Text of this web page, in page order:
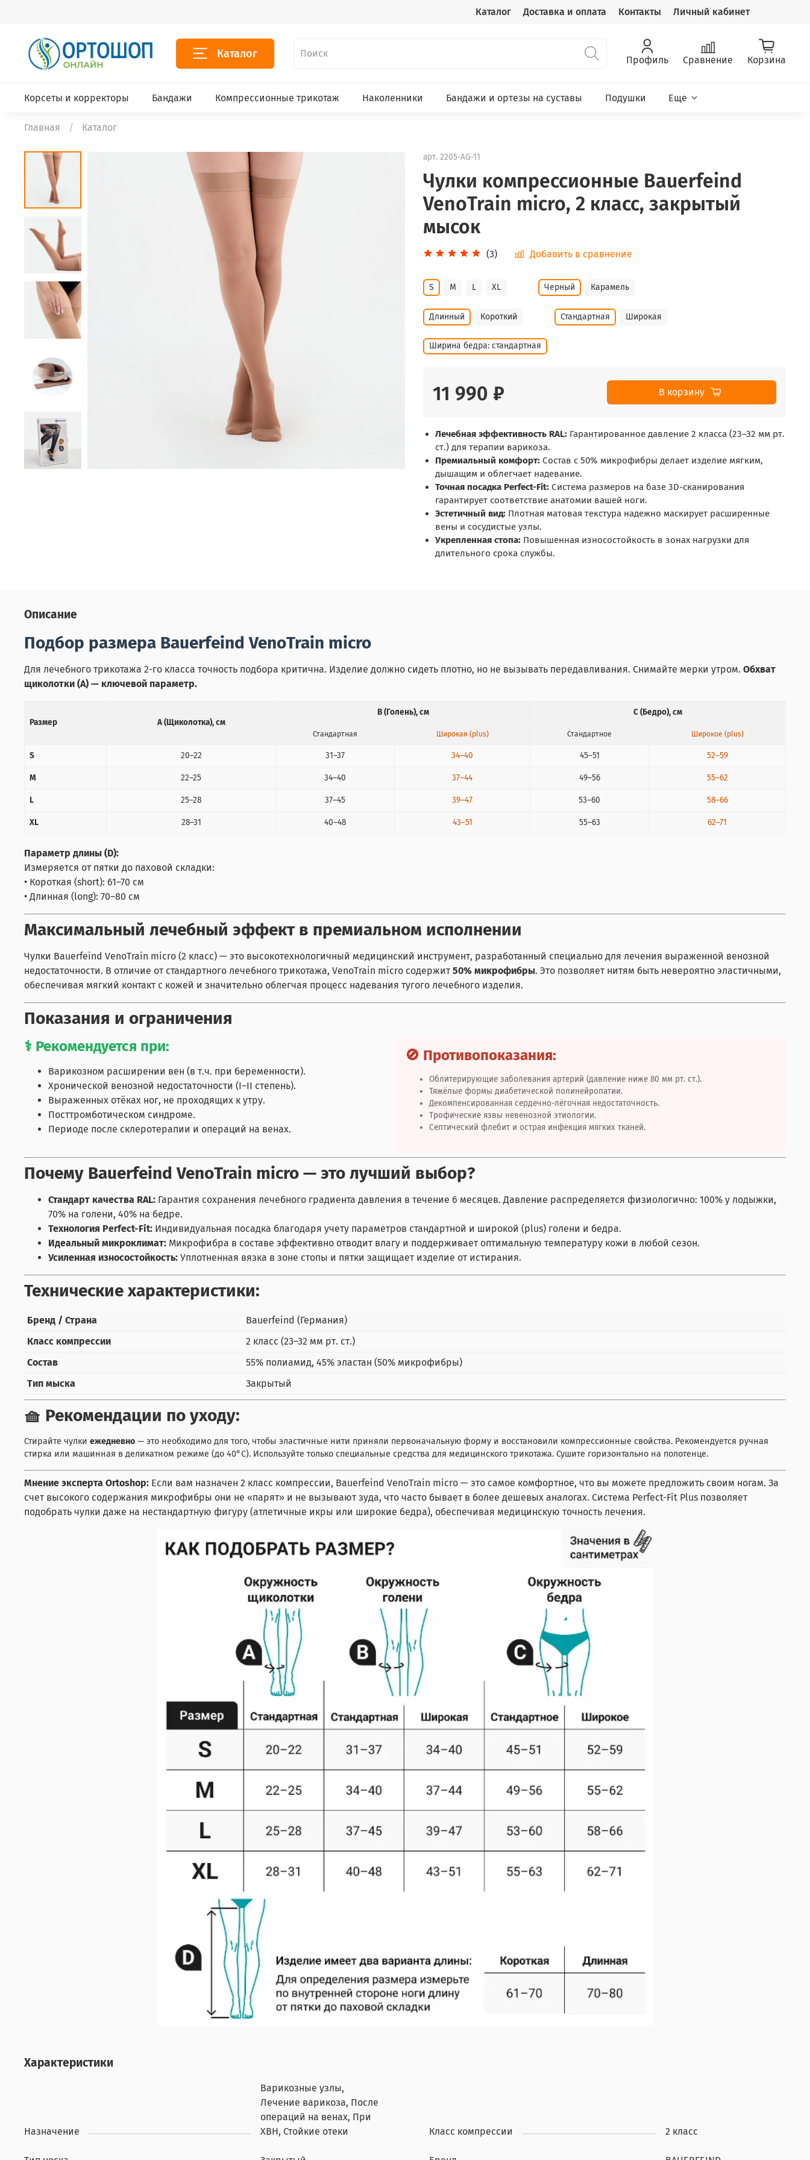
Каталог Доставка и оплата Контакты Личный кабинет
Каталог Профиль Сравнение Корзина
Корсеты и корректоры Бандажи Компрессионные трикотаж Наколенники Бандажи и ортезы на суставы Подушки Еще
Главная Каталог
арт. 2205-AG-11
Чулки компрессионные Bauerfeind
VenoTrain micro, 2 класс, закрытый
мысок
(3) Добавить в сравнение
S M L XL Черный Карамель
Длинный Короткий Стандартная Широкая
Ширина бедра: стандартная
11 990 ₽ В корзину
Лечебная эффективность RAL: Гарантированное давление 2 класса (23–32 мм рт.
ст.) для терапии варикоза.
Премиальный комфорт: Состав с 50% микрофибры делает изделие мягким,
дышащим и облегчает надевание.
Точная посадка Perfect-Fit: Система размеров на базе 3D-сканирования
гарантирует соответствие анатомии вашей ноги.
Эстетичный вид: Плотная матовая текстура надежно маскирует расширенные
вены и сосудистые узлы.
Укрепленная стопа: Повышенная износостойкость в зонах нагрузки для
длительного срока службы.
Описание
Подбор размера Bauerfeind VenoTrain micro
Для лечебного трикотажа 2-го класса точность подбора критична. Изделие должно сидеть плотно, но не вызывать передавливания. Снимайте мерки утром. Обхват
щиколотки (A) — ключевой параметр.
Размер A (Щиколотка), см
B (Голень), см C (Бедро), см
Стандартная Широкая (plus) Стандартное Широкое (plus)
S 20–22 31–37 34–40 45–51 52–59
M 22–25 34–40 37–44 49–56 55–62
L 25–28 37–45 39–47 53–60 58–66
XL 28–31 40–48 43–51 55–63 62–71
Параметр длины (D):
Измеряется от пятки до паховой складки:
• Короткая (short): 61–70 см
• Длинная (long): 70–80 см
Максимальный лечебный эффект в премиальном исполнении
Чулки Bauerfeind VenoTrain micro (2 класс) — это высокотехнологичный медицинский инструмент, разработанный специально для лечения выраженной венозной
недостаточности. В отличие от стандартного лечебного трикотажа, VenoTrain micro содержит50% микрофибры. Это позволяет нитям быть невероятно эластичными,
обеспечивая мягкий контакт с кожей и значительно облегчая процесс надевания тугого лечебного изделия.
Показания и ограничения
⚕️ Рекомендуется при:
Варикозном расширении вен (в т.ч. при беременности).
Хронической венозной недостаточности (I–II степень).
Выраженных отёках ног, не проходящих к утру.
Посттромботическом синдроме.
Периоде после склеротерапии и операций на венах.
🚫 Противопоказания:
Облитерирующие заболевания артерий (давление ниже 80 мм рт. ст.).
Тяжёлые формы диабетической полинейропатии.
Декомпенсированная сердечно-лёгочная недостаточность.
Трофические язвы невенозной этиологии.
Септический флебит и острая инфекция мягких тканей.
Почему Bauerfeind VenoTrain micro — это лучший выбор?
Стандарт качества RAL: Гарантия сохранения лечебного градиента давления в течение 6 месяцев. Давление распределяется физиологично: 100% у лодыжки,
70% на голени, 40% на бедре.
Технология Perfect-Fit: Индивидуальная посадка благодаря учету параметров стандартной и широкой (plus) голени и бедра.
Идеальный микроклимат: Микрофибра в составе эффективно отводит влагу и поддерживает оптимальную температуру кожи в любой сезон.
Усиленная износостойкость: Уплотненная вязка в зоне стопы и пятки защищает изделие от истирания.
Технические характеристики:
Бренд / Страна
Bauerfeind (Германия)
Класс компрессии
2 класс (23–32 мм рт. ст.)
Состав
55% полиамид, 45% эластан (50% микрофибры)
Тип мыска
Закрытый
🧺 Рекомендации по уходу:
Стирайте чулки ежедневно — это необходимо для того, чтобы эластичные нити приняли первоначальную форму и восстановили компрессионные свойства. Рекомендуется ручная
стирка или машинная в деликатном режиме (до 40°C). Используйте только специальные средства для медицинского трикотажа. Сушите горизонтально на полотенце.
Мнение эксперта Ortoshop: Если вам назначен 2 класс компрессии, Bauerfeind VenoTrain micro — это самое комфортное, что вы можете предложить своим ногам. За
счет высокого содержания микрофибры они не «парят» и не вызывают зуда, что часто бывает в более дешевых аналогах. Система Perfect-Fit Plus позволяет
подобрать чулки даже на нестандартную фигуру (атлетичные икры или широкие бедра), обеспечивая медицинскую точность лечения.
Характеристики
Назначение
Варикозные узлы,
Лечение варикоза, После
операций на венах, При
ХВН, Стойкие отеки
Класс компрессии 2 класс